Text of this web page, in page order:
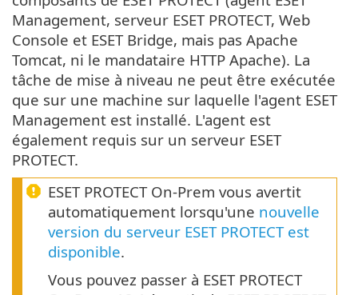
Management, serveur ESET PROTECT, Web
Console et ESET Bridge, mais pas Apache
Tomcat, ni le mandataire HTTP Apache). La
tâche de mise à niveau ne peut être exécutée
que sur une machine sur laquelle l'agent ESET
Management est installé. L'agent est
également requis sur un serveur ESET
PROTECT.
ESET PROTECT On-Prem vous avertit
automatiquement lorsqu'une nouvelle
version du serveur ESET PROTECT est
disponible.
Vous pouvez passer à ESET PROTECT